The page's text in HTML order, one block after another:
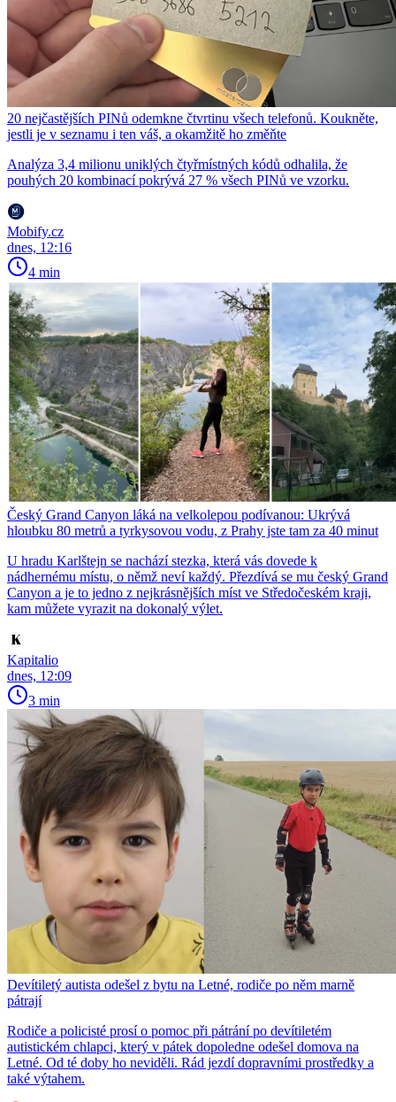
20 nejčastějších PINů odemkne čtvrtinu všech telefonů. Koukněte,
jestli je v seznamu i ten váš, a okamžitě ho změňte
Analýza 3,4 milionu uniklých čtyřmístných kódů odhalila, že
pouhých 20 kombinací pokrývá 27 % všech PINů ve vzorku.
Mobify.cz
dnes, 12:16
4 min
Český Grand Canyon láká na velkolepou podívanou: Ukrývá
hloubku 80 metrů a tyrkysovou vodu, z Prahy jste tam za 40 minut
U hradu Karlštejn se nachází stezka, která vás dovede k
nádhernému místu, o němž neví každý. Přezdívá se mu český Grand
Canyon a je to jedno z nejkrásnějších míst ve Středočeském kraji,
kam můžete vyrazit na dokonalý výlet.
Kapitalio
dnes, 12:09
3 min
Devítiletý autista odešel z bytu na Letné, rodiče po něm marně
pátrají
Rodiče a policisté prosí o pomoc při pátrání po devítiletém
autistickém chlapci, který v pátek dopoledne odešel domova na
Letné. Od té doby ho neviděli. Rád jezdí dopravními prostředky a
také výtahem.